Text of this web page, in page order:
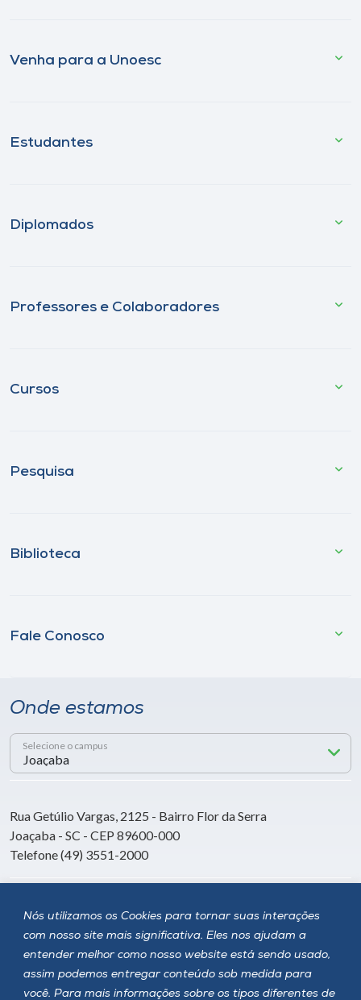
Nós utilizamos os Cookies para tornar suas interações
com nosso site mais significativa. Eles nos ajudam a
entender melhor como nosso website está sendo usado,
assim podemos entregar conteúdo sob medida para
você. Para mais informações sobre os tipos diferentes de
Venha para a Unoesc
Estudantes
Diplomados
Professores e Colaboradores
Cursos
Pesquisa
Biblioteca
Fale Conosco
Onde estamos
Selecione o campus
Rua Getúlio Vargas, 2125 - Bairro Flor da Serra
Joaçaba - SC - CEP 89600-000
Telefone (49) 3551-2000
Siga a Unoesc